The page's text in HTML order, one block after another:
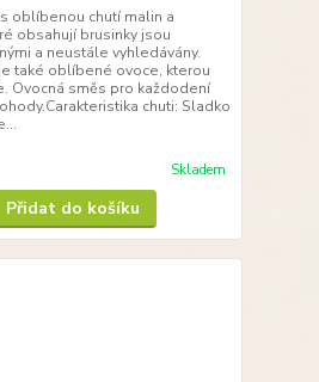
oblíbenou chutí malin a
obsahují brusinky jsou
a neustále vyhledávány.
také oblíbené ovoce, kterou
Ovocná směs pro každodení
chuti: Sladko
Skladem
Přidat do košíku